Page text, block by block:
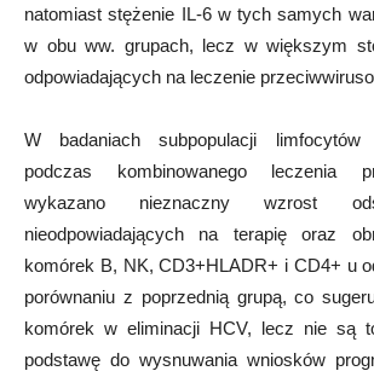
natomiast stężenie IL-6 w tych samych
w obu ww. grupach, lecz w większym
odpowiadających na leczenie
W badaniach subpopulacji limfocytów
podczas kombinowanego leczenia
wykazano nieznaczny wzrost
nieodpowiadających na terapię oraz
komórek B, NK, CD3+HLADR+ i CD4+ u
porównaniu z poprzednią grupą, co
komórek w eliminacji HCV, lecz nie są
podstawę do wysnuwania wniosków